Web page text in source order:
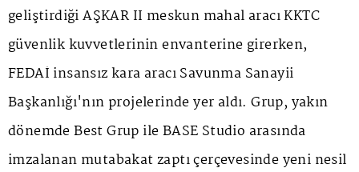
geliştirdiği AŞKAR II meskun mahal aracı KKTC
güvenlik kuvvetlerinin envanterine girerken,
FEDAİ insansız kara aracı Savunma Sanayii
Başkanlığı'nın projelerinde yer aldı. Grup, yakın
dönemde Best Grup ile BASE Studio arasında
imzalanan mutabakat zaptı çerçevesinde yeni nesil